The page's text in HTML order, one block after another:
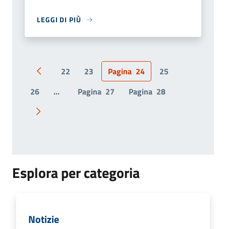
LEGGI DI PIÙ
Pagina precedente
22 23 Pagina 24
25
26
... Pagina 27 Pagina 28
Pagina successiva
Esplora per categoria
Notizie